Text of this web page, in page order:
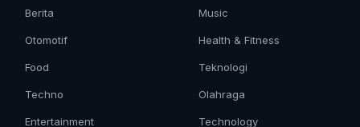
Berita
Otomotif
Music
Health & Fitness
Food
Techno
Entertainment
Teknologi
Olahraga
Technology